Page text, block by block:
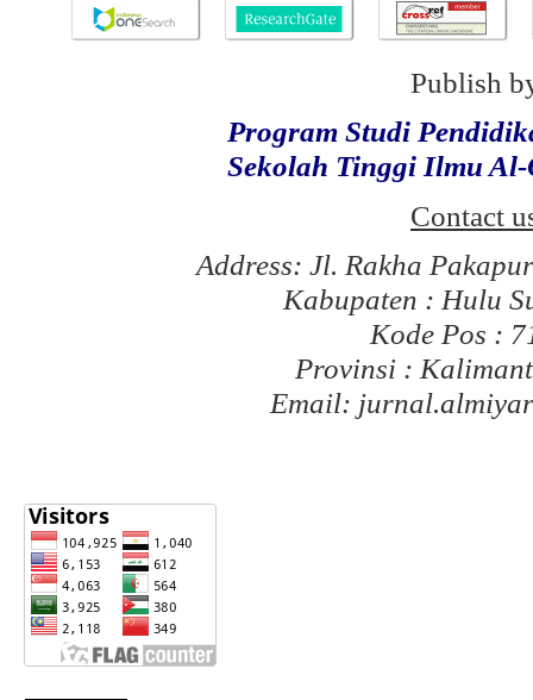
Publish
Program Studi
Sekolah Tinggi Ilmu
Contact
Address: Jl. Rakha
Kabupaten : Hulu
Kode Pos :
Provinsi :
Email: